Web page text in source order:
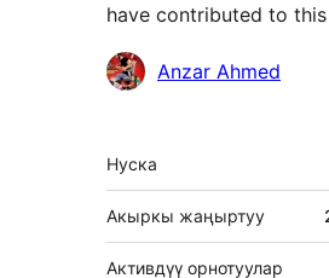
have contributed to
МүчөлөрүAnzar Ahmed
Мета
Нуска
Акыркы жаңыртуу
Активдүү орнотуулар